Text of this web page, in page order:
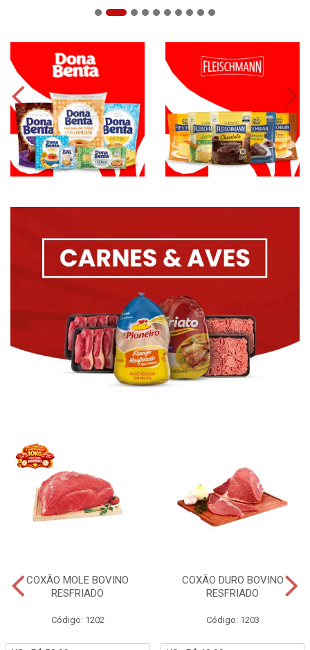
COXÃO MOLE BOVINO
RESFRIADO
Código: 1202
COXÃO DURO BOVINO
RESFRIADO
Código: 1203